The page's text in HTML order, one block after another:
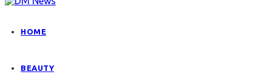
HOME
BEAUTY